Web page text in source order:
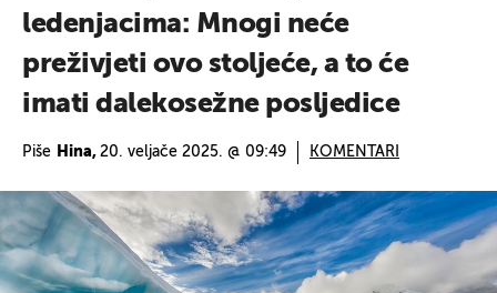
ledenjacima: Mnogi neće
preživjeti ovo stoljeće, a to će
imati dalekosežne posljedice
Piše Hina, 20. veljače 2025. @ 09:49 KOMENTARI